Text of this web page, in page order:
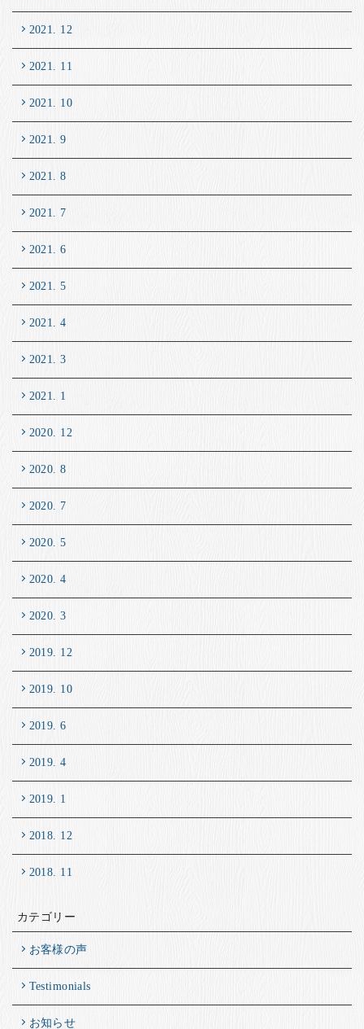
2021. 12
2021. 11
2021. 10
2021. 9
2021. 8
2021. 7
2021. 6
2021. 5
2021. 4
2021. 3
2021. 1
2020. 12
2020. 8
2020. 7
2020. 5
2020. 4
2020. 3
2019. 12
2019. 10
2019. 6
2019. 4
2019. 1
2018. 12
2018. 11
カテゴリー
お客様の声
Testimonials
お知らせ